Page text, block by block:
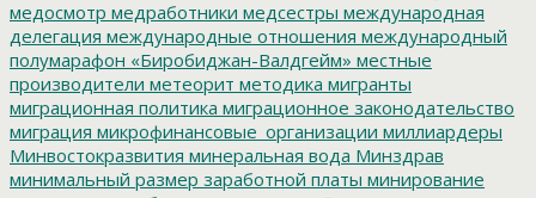
медосмотр медработники медсестры международная
делегация международные отношения международный
полумарафон «Биробиджан-Валдгейм» местные
производители метеорит методика мигранты
миграционная политика миграционное законодательство
миграция микрофинансовые_организации миллиардеры
Минвостокразвития минеральная вода Минздрав
минимальный размер заработной платы минирование